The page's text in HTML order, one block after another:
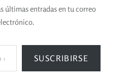
últimas entradas en tu correo
SUSCRIBIRSE